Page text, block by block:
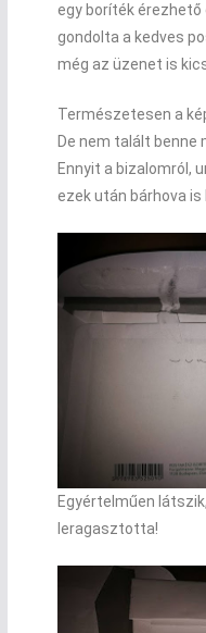
egy boríték érezhető
gondolta a kedves
még az üzenet is
Természetesen a
De nem talált benne
Ennyit a bizalomról,
ezek után bárhova is
Egyértelműen
leragasztotta!